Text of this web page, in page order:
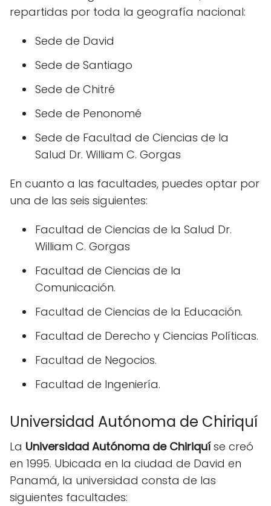
repartidas por toda la geografía nacional:
Sede de David
Sede de Santiago
Sede de Chitré
Sede de Penonomé
Sede de Facultad de Ciencias de la
Salud Dr. William C. Gorgas
En cuanto a las facultades, puedes optar por
una de las seis siguientes:
Facultad de Ciencias de la Salud Dr.
William C. Gorgas
Facultad de Ciencias de la
Comunicación.
Facultad de Ciencias de la Educación.
Facultad de Derecho y Ciencias Políticas.
Facultad de Negocios.
Facultad de Ingeniería.
Universidad Autónoma de Chiriquí
La Universidad Autónoma de Chiriquíse creó
en 1995. Ubicada en la ciudad de David en
Panamá, la universidad consta de las
siguientes facultades: